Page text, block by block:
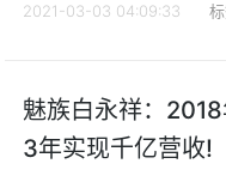
2021-03-03 04:09:33 标
魅族白永祥：
3年实现千亿营收!